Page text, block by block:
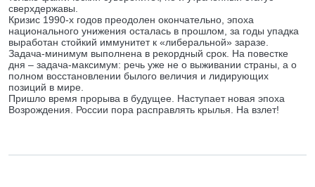
сверхдержавы.
Кризис 1990-х годов преодолен окончательно, эпоха
национального унижения осталась в прошлом, за годы упадка
выработан стойкий иммунитет к «либеральной» заразе.
Задача-минимум выполнена в рекордный срок. На повестке
дня – задача-максимум: речь уже не о выживании страны, а о
полном восстановлении былого величия и лидирующих
позиций в мире.
Пришло время прорыва в будущее. Наступает новая эпоха
Возрождения. России пора расправлять крылья. На взлет!